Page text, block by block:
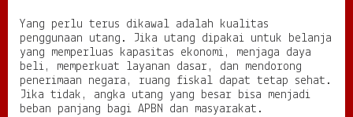
Yang perlu terus dikawal adalah kualitas
penggunaan utang. Jika utang dipakai untuk belanja
yang memperluas kapasitas ekonomi, menjaga daya
beli, memperkuat layanan dasar, dan mendorong
penerimaan negara, ruang fiskal dapat tetap sehat.
Jika tidak, angka utang yang besar bisa menjadi
beban panjang bagi APBN dan masyarakat.